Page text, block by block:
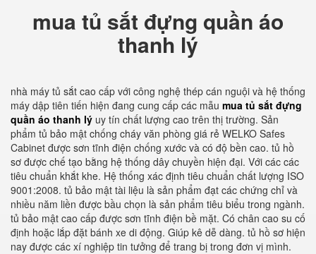
mua tủ sắt đựng quần áo
thanh lý
nhà máy tủ sắt cao cấp với công nghệ thép cán nguội và hệ thống
máy dập tiên tiến hiện đang cung cấp các mẫu mua tủ sắt đựng
quần áo thanh lý uy tín chất lượng cao trên thị trường. Sản
phẩm tủ bảo mật chống cháy văn phòng giá rẻ WELKO Safes
Cabinet được sơn tĩnh điện chống xước và có độ bền cao. tủ hồ
sơ được chế tạo bằng hệ thống dây chuyền hiện đại. Với các các
tiêu chuẩn khắt khe. Hệ thống xác định tiêu chuẩn chất lượng ISO
9001:2008. tủ bảo mật tài liệu là sản phẩm đạt các chứng chỉ và
nhiều năm liền được bầu chọn là sản phẩm tiêu biểu trong ngành.
tủ bảo mật cao cấp được sơn tĩnh điện bề mặt. Có chân cao su cố
định hoặc lắp đặt bánh xe di động. Giúp kê dễ dàng. tủ hồ sơ hiện
nay được các xí nghiệp tin tưởng để trang bị trong đơn vị mình.